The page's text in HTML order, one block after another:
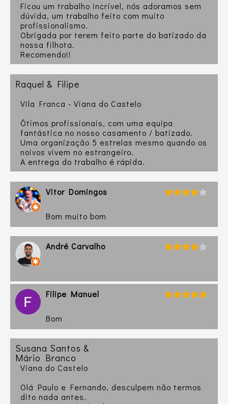
Ficou um trabalho incrível, nós adoramos sem
dúvida, um trabalho feito com muito
profissionalismo.
Obrigada por terem feito parte do batizado da
nossa filhota.
Recomendo!!
Raquel & Filipe
Vila Franca - Viana do Castelo
Ótimos profissionais, com uma equipa
fantástica no nosso casamento / batizado.
Uma organização 5 estrelas mesmo quando os
noivos vivem no estrangeiro.
A entrega do trabalho é rápida.
Vitor Domingos
Bom muito bom
André Carvalho
Filipe Manuel
Bom
Susana Santos &
Mário Branco
Viana do Castelo
Olá Paulo e Fernando, desculpem não termos
dito nada antes.